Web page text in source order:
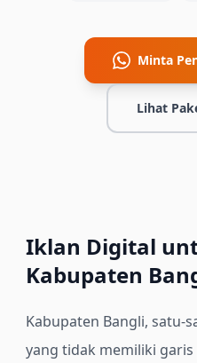
Minta
Lihat
Iklan Digital
Kabupaten
Kabupaten Bangli, satu-
yang tidak memiliki